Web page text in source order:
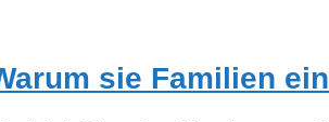
sie Familien